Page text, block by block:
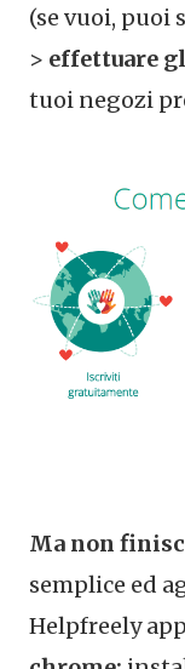
(se vuoi, puoi
> effettuare
tuoi negozi
Ma non
semplice ed
Helpfreely